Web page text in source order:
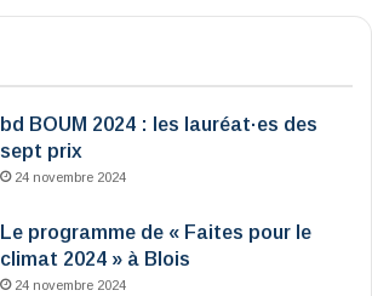
bd BOUM 2024 : les lauréat·es des
sept prix
24 novembre 2024
Le programme de « Faites pour le
climat 2024 » à Blois
24 novembre 2024